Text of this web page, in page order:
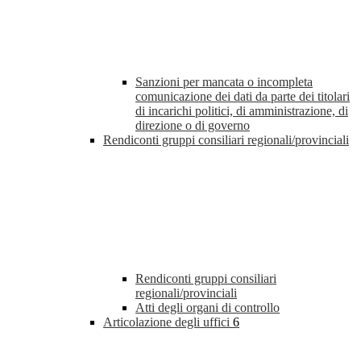
Sanzioni per mancata o incompleta
comunicazione dei dati da parte dei titolari
di incarichi politici, di amministrazione, di
direzione o di governo
Rendiconti gruppi consiliari regionali/provinciali
Rendiconti gruppi consiliari
regionali/provinciali
Atti degli organi di controllo
Articolazione degli uffici 6